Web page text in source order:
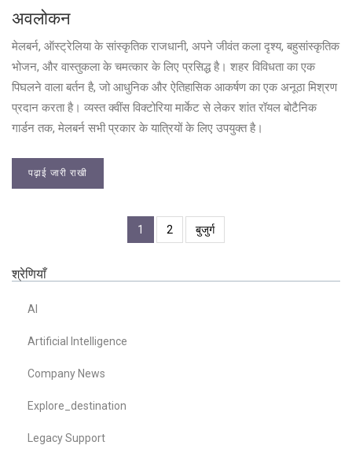
अवलोकन
मेलबर्न, ऑस्ट्रेलिया के सांस्कृतिक राजधानी, अपने जीवंत कला दृश्य, बहुसांस्कृतिक
भोजन, और वास्तुकला के चमत्कार के लिए प्रसिद्ध है। शहर विविधता का एक
पिघलने वाला बर्तन है, जो आधुनिक और ऐतिहासिक आकर्षण का एक अनूठा मिश्रण
प्रदान करता है। व्यस्त क्वींस विक्टोरिया मार्केट से लेकर शांत रॉयल बोटैनिक
गार्डन तक, मेलबर्न सभी प्रकार के यात्रियों के लिए उपयुक्त है।
पढ़ाई जारी राखी
1 2 बुजुर्ग
श्रेणियाँ
AI
Artificial Intelligence
Company News
Explore_destination
Legacy Support